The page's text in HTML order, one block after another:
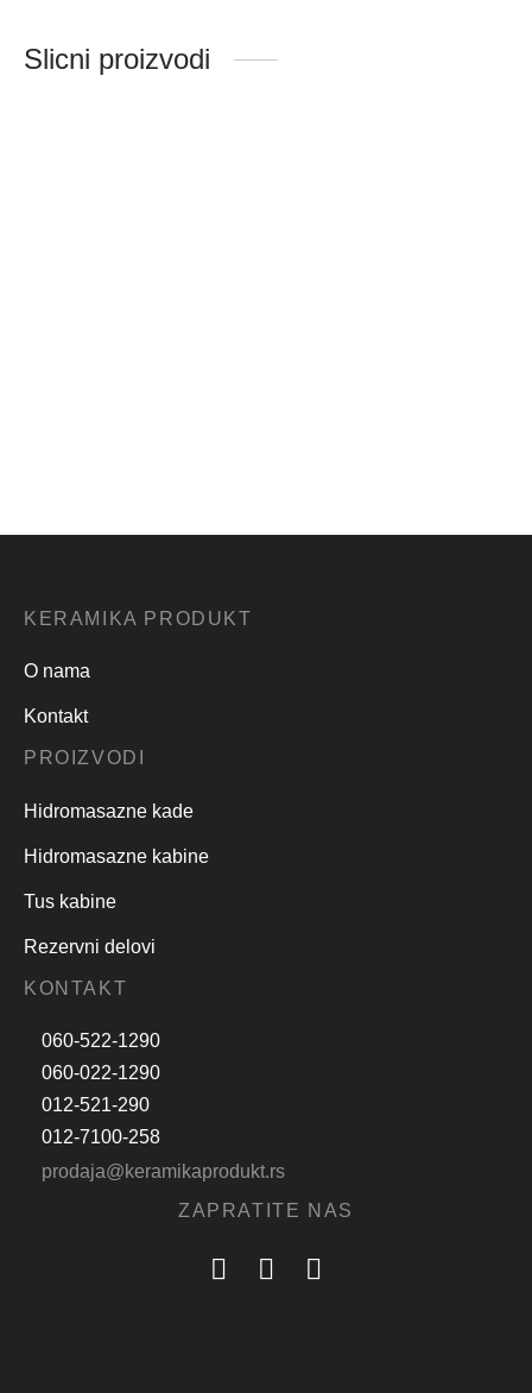
Slicni proizvodi
KERAMIKA PRODUKT
O nama
Kontakt
PROIZVODI
Hidromasazne kade
Hidromasazne kabine
Tus kabine
Rezervni delovi
KONTAKT
060-522-1290
060-022-1290
012-521-290
012-7100-258
prodaja@keramikaprodukt.rs
ZAPRATITE NAS